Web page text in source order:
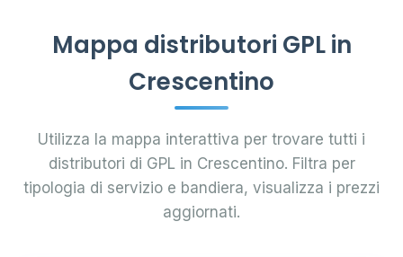
Mappa distributori GPL in
Crescentino
Utilizza la mappa interattiva per trovare tutti i
distributori di GPL in Crescentino. Filtra per
tipologia di servizio e bandiera, visualizza i prezzi
aggiornati.